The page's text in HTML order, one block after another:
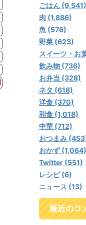
ごはん (9,541)
肉 (1,886)
魚 (576)
野菜 (623)
スイーツ・お
飲み物 (736)
お弁当 (328)
ネタ (618)
洋食 (370)
和食 (1,018)
中華 (712)
おつまみ
おかず (1,064)
Twitter (551)
レシピ (6)
ニュース (13)
最近のコ